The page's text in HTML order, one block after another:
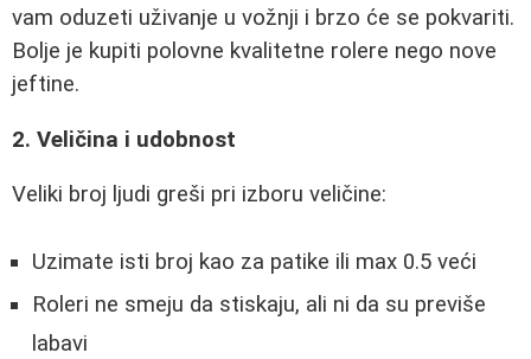
vam oduzeti uživanje u vožnji i brzo će se pokvariti.
Bolje je kupiti polovne kvalitetne rolere nego nove
jeftine.
2. Veličina i udobnost
Veliki broj ljudi greši pri izboru veličine:
Uzimate isti broj kao za patike ili max 0.5 veći
Roleri ne smeju da stiskaju, ali ni da su previše
labavi